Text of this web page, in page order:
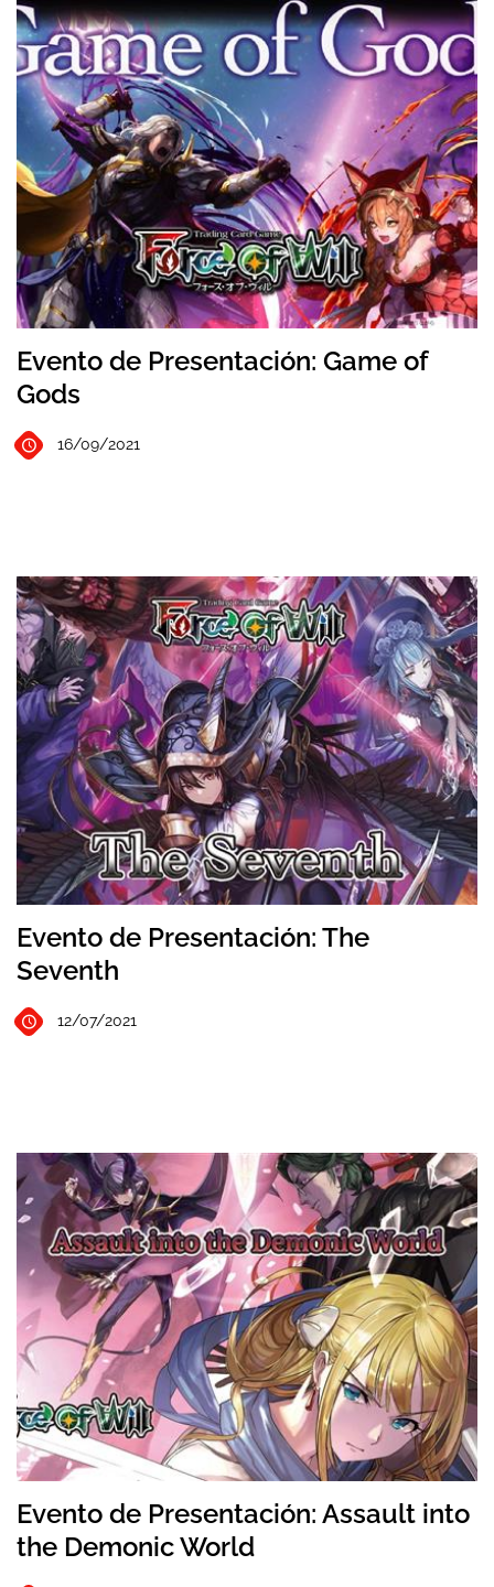
Evento de Presentación: Game of
Gods
16/09/2021
Evento de Presentación: The
Seventh
12/07/2021
Evento de Presentación: Assault into
the Demonic World